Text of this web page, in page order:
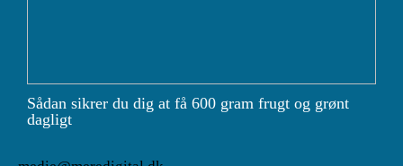
Sådan sikrer du dig at få 600 gram frugt og grønt
dagligt